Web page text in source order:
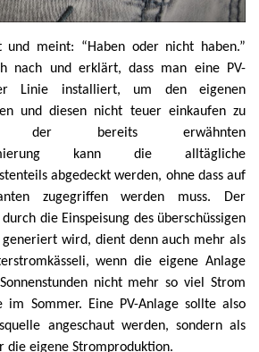
und meint: “Haben oder nicht haben.”
nach und erklärt, dass man eine PV-
Linie installiert, um den eigenen
und diesen nicht teuer einkaufen zu
der bereits erwähnten
kann die alltägliche
abgedeckt werden, ohne dass auf
zugegriffen werden muss. Der
die Einspeisung des überschüssigen
generiert wird, dient denn auch mehr als
wenn die eigene Anlage
nicht mehr so viel Strom
im Sommer. Eine PV-Anlage sollte also
angeschaut werden, sondern als
die eigene Stromproduktion.